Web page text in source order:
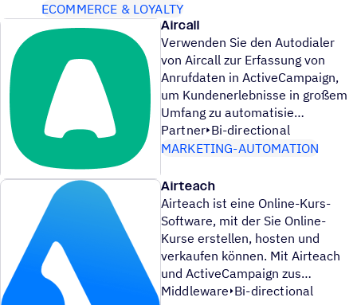
ECOMMERCE & LOYALTY
Aircall
Verwenden Sie den Autodialer
von Aircall zur Erfassung von
Anrufdaten in ActiveCampaign,
um Kundenerlebnisse in großem
Umfang zu automatisie
Partner Bi-directional
MARKETING-AUTOMATION
Airteach
Airteach ist eine Online-Kurs-
Software, mit der Sie Online-
Kurse erstellen, hosten und
verkaufen können. Mit Airteach
und ActiveCampaign zus
Middleware Bi-directional